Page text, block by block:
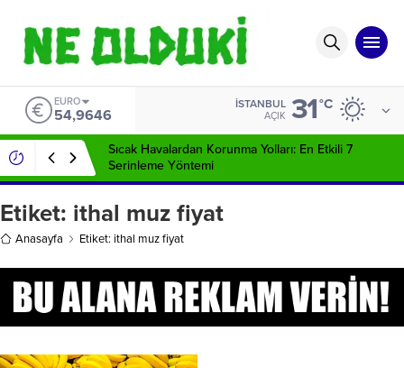
EURO
54,9646
İSTANBUL
AÇIK 31°C
Sıcak Havalardan Korunma Yolları: En Etkili 7
Serinleme Yöntemi
Etiket: ithal muz fiyat
Anasayfa Etiket: ithal muz fiyat